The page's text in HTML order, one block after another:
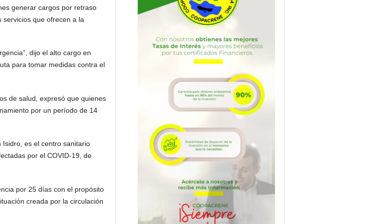
generar cargos por retraso
servicios que ofrecen a la
dijo el alto cargo en
para tomar medidas contra el
de salud, expresó que quienes
por un período de 14
Isidro, es el centro sanitario
por el COVID-19, de
por 25 días con el propósito
creada por la circulación